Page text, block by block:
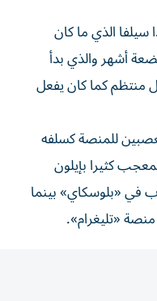
سيلفا الذي ما كان
أشهر والذي بدأ
منتظم كما كان يفعل
للمنصة كسلفه
كثيرا بإيلون
في «بلوسكاي» بينما
«تليغرام».